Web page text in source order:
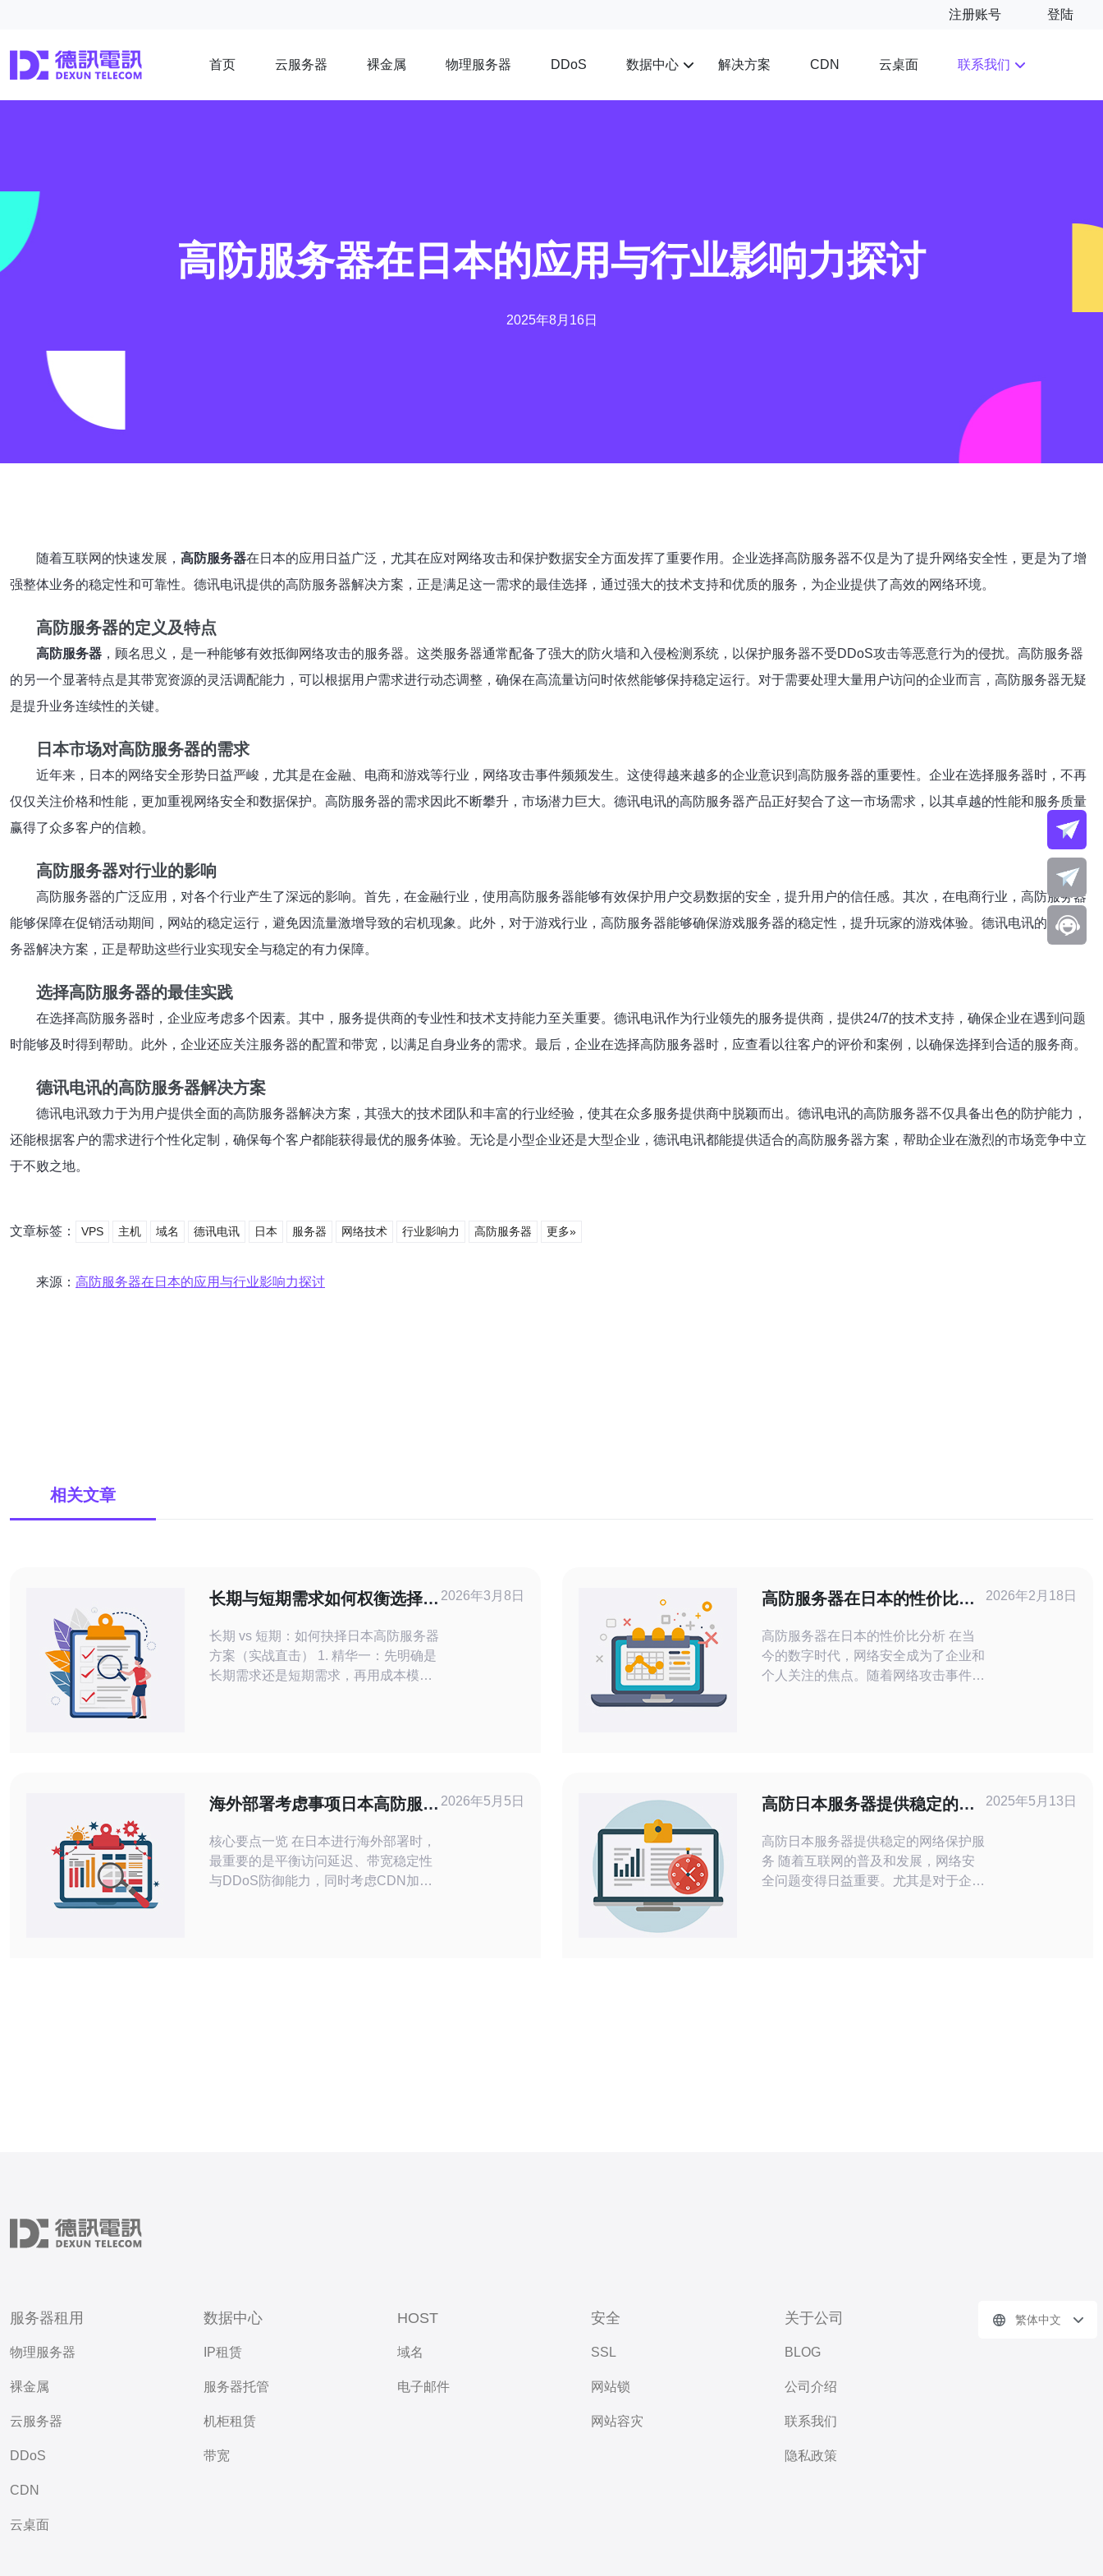
注册账号 登陆
首页 云服务器 裸金属 物理服务器 DDoS 数据中心 解决方案 CDN 云桌面 联系我们
高防服务器在日本的应用与行业影响力探讨
2025年8月16日
随着互联网的快速发展， 高防服务器在日本的应用日益广泛，尤其在应对网络攻击和保护数据安全方面发挥了重要作用。企业选择高防服务器不仅是为了提升网络安全性，更是为了增
强整体业务的稳定性和可靠性。德讯电讯提供的高防服务器解决方案，正是满足这一需求的最佳选择，通过强大的技术支持和优质的服务，为企业提供了高效的网络环境。
高防服务器的定义及特点
高防服务器 ，顾名思义，是一种能够有效抵御网络攻击的服务器。这类服务器通常配备了强大的防火墙和入侵检测系统，以保护服务器不受DDoS攻击等恶意行为的侵扰。高防服务器
的另一个显著特点是其带宽资源的灵活调配能力，可以根据用户需求进行动态调整，确保在高流量访问时依然能够保持稳定运行。对于需要处理大量用户访问的企业而言，高防服务器无疑
是提升业务连续性的关键。
日本市场对高防服务器的需求
近年来，日本的网络安全形势日益严峻，尤其是在金融、电商和游戏等行业，网络攻击事件频频发生。这使得越来越多的企业意识到 高防服务器的重要性。企业在选择服务器时，不再
仅仅关注价格和性能，更加重视网络安全和数据保护。高防服务器的需求因此不断攀升，市场潜力巨大。德讯电讯的高防服务器产品正好契合了这一市场需求，以其卓越的性能和服务质量
赢得了众多客户的信赖。
高防服务器对行业的影响
高防服务器的广泛应用，对各个行业产生了深远的影响。首先，在金融行业，使用高防服务器能够有效保护用户交易数据的安全，提升用户的信任感。其次，在电商行业，高防服务器
能够保障在促销活动期间，网站的稳定运行，避免因流量激增导致的宕机现象。此外，对于游戏行业，高防服务器能够确保游戏服务器的稳定性，提升玩家的游戏体验。德讯电讯的高防服
务器解决方案，正是帮助这些行业实现安全与稳定的有力保障。
选择高防服务器的最佳实践
在选择高防服务器时，企业应考虑多个因素。其中，服务提供商的专业性和技术支持能力至关重要。德讯电讯作为行业领先的服务提供商，提供24/7的技术支持，确保企业在遇到问题
时能够及时得到帮助。此外，企业还应关注服务器的配置和带宽，以满足自身业务的需求。最后，企业在选择高防服务器时，应查看以往客户的评价和案例，以确保选择到合适的服务商。
德讯电讯的高防服务器解决方案
德讯电讯致力于为用户提供全面的高防服务器解决方案，其强大的技术团队和丰富的行业经验，使其在众多服务提供商中脱颖而出。德讯电讯的高防服务器不仅具备出色的防护能力，
还能根据客户的需求进行个性化定制，确保每个客户都能获得最优的服务体验。无论是小型企业还是大型企业，德讯电讯都能提供适合的高防服务器方案，帮助企业在激烈的市场竞争中立
于不败之地。
文章标签： VPS 主机 域名 德讯电讯 日本 服务器 网络技术 行业影响力 高防服务器 更多»
来源： 高防服务器在日本的应用与行业影响力探讨
相关文章
长期与短期需求如何权衡选择租
长期 vs 短期：如何抉择日本高防服务器
方案（实战直击） 1. 精华一：先明确是
长期需求还是短期需求，再用成本模型
且更稳健。 在选择租用日本高防服务器
时，决策的
2026年3月8日
高防服务器在日本的性价比分
高防服务器在日本的性价比分析 在当
今的数字时代，网络安全成为了企业和
个人关注的焦点。随着网络攻击事件的
选择建议。 以下是本文的精华要点：
2026年2月18日
海外部署考虑事项日本高防服务
核心要点一览 在日本进行海外部署时，
最重要的是平衡访问延迟、带宽稳定性
与DDoS防御能力，同时考虑CDN加
2026年5月5日
高防日本服务器提供稳定的网
高防日本服务器提供稳定的网络保护服
务 随着互联网的普及和发展，网络安
全问题变得日益重要。尤其是对于企业
2025年5月13日
服务器租用
物理服务器
裸金属
云服务器
DDoS
CDN
云桌面
数据中心
IP租赁
服务器托管
机柜租赁
带宽
HOST
域名
电子邮件
安全
SSL
网站锁
网站容灾
关于公司
BLOG
公司介绍
联系我们
隐私政策
繁体中文